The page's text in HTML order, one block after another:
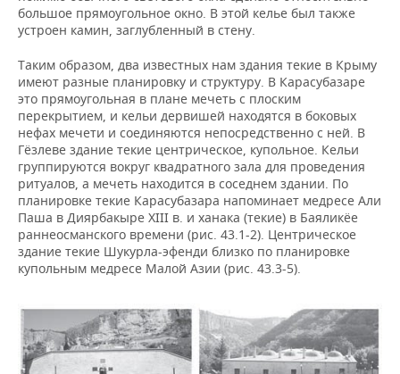
большое прямоугольное окно. В этой келье был также
устроен камин, заглубленный в стену.
Таким образом, два известных нам здания текие в Крыму
имеют разные планировку и структуру. В Карасубазаре
это прямоугольная в плане мечеть с плоским
перекрытием, и кельи дервишей находятся в боковых
нефах мечети и соединяются непосредственно с ней. В
Гёзлеве здание текие центрическое, купольное. Кельи
группируются вокруг квадратного зала для проведения
ритуалов, а мечеть находится в соседнем здании. По
планировке текие Карасубазара напоминает медресе Али
Паша в Диярбакыре XIII в. и ханака (текие) в Баяликёе
раннеосманского времени (рис. 43.1-2). Центрическое
здание текие Шукурла-эфенди близко по планировке
купольным медресе Малой Азии (рис. 43.3-5).